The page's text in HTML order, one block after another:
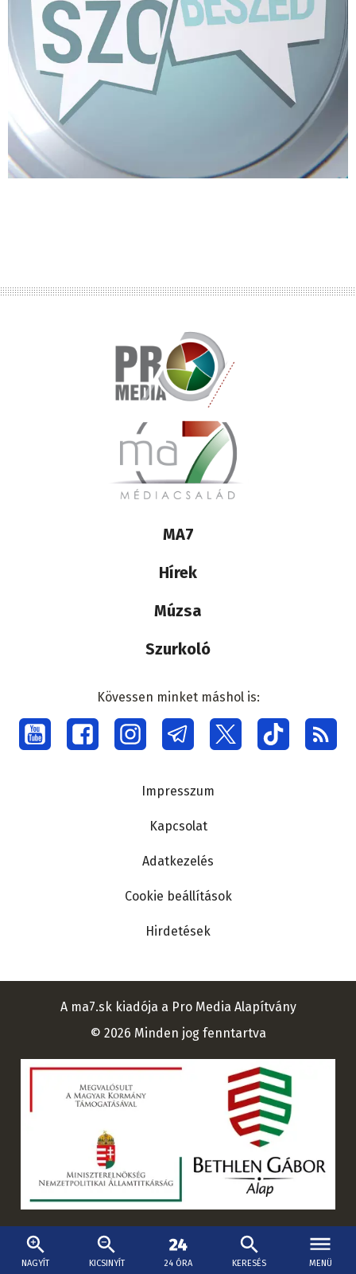
NAGYÍT KICSINYÍT 24 ÓRA KERESÉS MENÜ
Lábléc
médiacsalád
MA7
Hírek
Múzsa
Szurkoló
Social
menu
Kövessen minket máshol is:
Impresszum
Kapcsolat
Adatkezelés
Cookie beállítások
Hirdetések
A ma7.sk kiadója a Pro Media Alapítvány
© 2026 Minden jog fenntartva